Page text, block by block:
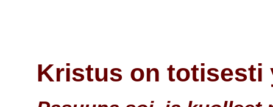
Kristus on totisesti